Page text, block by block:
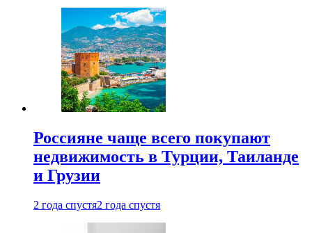
Россияне чаще всего покупают
недвижимость в Турции, Таиланде
и Грузии
2 года спустя2 года спустя